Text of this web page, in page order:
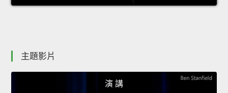
主題影片
演 講